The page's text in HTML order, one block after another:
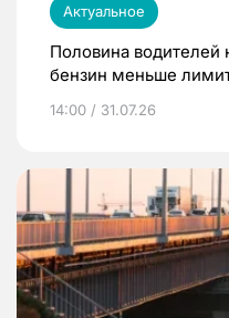
Актуальное
Половина водителей
бензин меньше
14:00 / 31.07.26